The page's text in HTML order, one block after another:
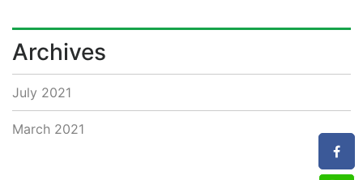
Archives
July 2021
March 2021